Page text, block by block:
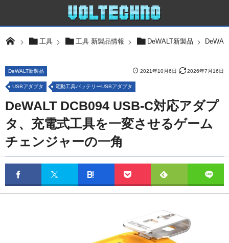
工具 工具 新製品情報 DeWALT新製品
2021年10月6日 2026年7月16日
DeWALT新製品
USBアダプタ 電動工具バッテリーUSBアダプタ
DeWALT DCB094 USB-C対応アダプ
タ、充電式工具を一変させるゲーム
チェンジャーの一角